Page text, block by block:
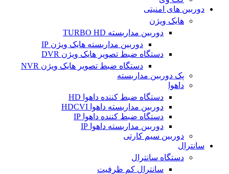
دوربین های امنیتی
هایک ویژن
دوربین مداربسته TURBO HD
دوربین مداربسته هایک ویژن IP
دستگاه ضبط تصویر هایک ویژن DVR
دستگاه ضبط تصویر هایک ویژن NVR
پک دوربین مداربسته
داهوا
دستگاه ضبط کننده داهوا HD
دوربین مداربسته داهوا HDCVI
دستگاه ضبط کننده داهوا IP
دوربین مداربسته داهوا IP
دوربین سیم کارتی
سانترال
دستگاه سانترال
سانترال کم ظرفیت